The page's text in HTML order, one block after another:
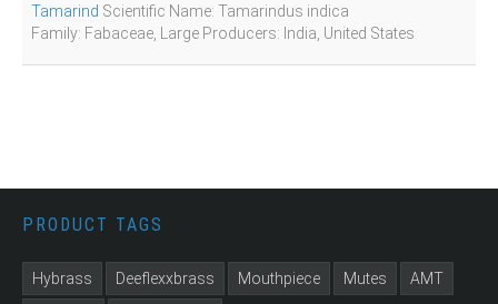
Tamarind Scientific Name: Tamarindus indica
Family: Fabaceae, Large Producers: India, United States
PRODUCT TAGS
Hybrass Deeflexxbrass Mouthpiece Mutes AMT